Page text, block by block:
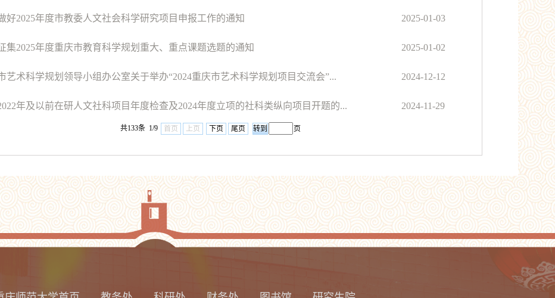
好2025年度市教委人文社会科学研究项目申报工作的通知 2025-01-03
集2025年度重庆市教育科学规划重大、重点课题选题的通知 2025-01-02
艺术科学规划领导小组办公室关于举办“2024重庆市艺术科学规划项目交流会”... 2024-12-12
年及以前在研人文社科项目年度检查及2024年度立项的社科类纵向项目开题的... 2024-11-29
共133条 1/9 首页 上页 下页 尾页 页